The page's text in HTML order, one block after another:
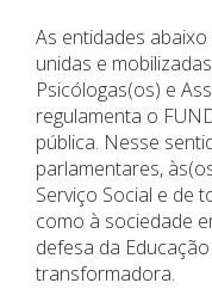
As entidades
unidas e
Psicólogas(os) e
regulamenta o
pública. Nesse
parlamentares,
Serviço Social e de
como à sociedade
defesa da
transformadora.